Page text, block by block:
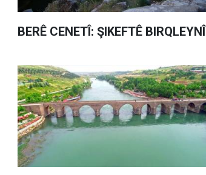
BERÊ CENETÎ: ŞIKEFTÊ BIRQLEYNÎ